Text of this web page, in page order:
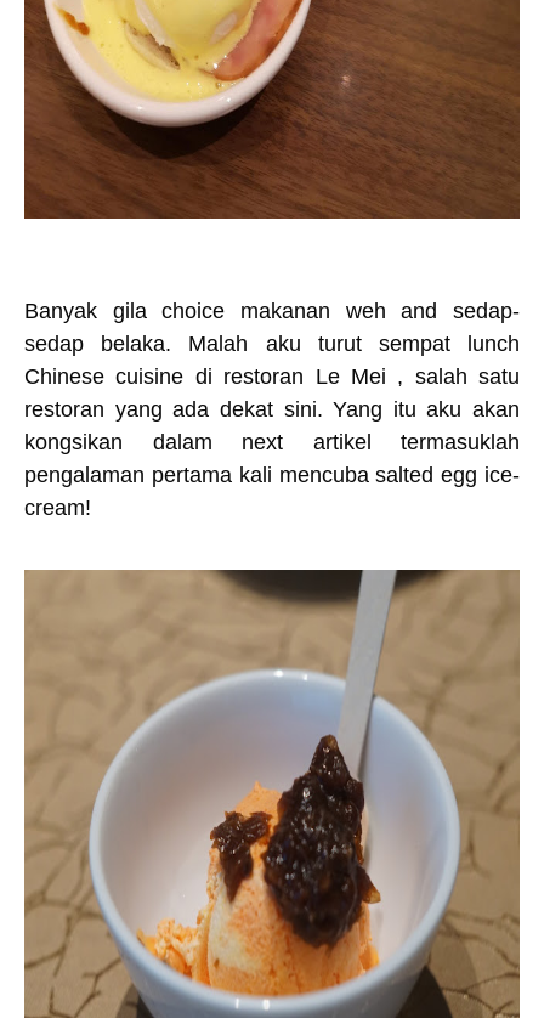
Banyak gila choice makanan weh and sedap-
sedap belaka. Malah aku turut sempat lunch
Chinese cuisine di restoran Le Mei , salah satu
restoran yang ada dekat sini. Yang itu aku akan
kongsikan dalam next artikel termasuklah
pengalaman pertama kali mencuba salted egg ice-
cream!